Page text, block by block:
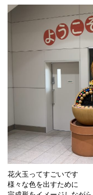
花火玉ってすごいです
様々な色を出すために